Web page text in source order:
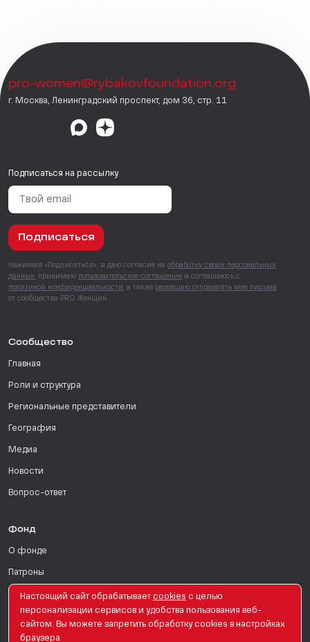
pro-women@rybakovfoundation.org
г. Москва, Ленинградский проспект, дом 36, стр. 11
Подписаться на рассылку
Подписаться
Нажимая «Подписаться», я даю согласие на обработку своих персональных
данных , принимаю пользовательское соглашение и соглашаюсь с
политикой конфиденциальности , а также разрешаю отправлять мне письма
от сообщества PRO Женщин.
Сообщество
Главная
Роли и структура
Региональные представители
География
Медиа
Новости
Вопрос-ответ
Фонд
О фонде
Патроны
Поддержать
Для СМИ
Настоящий сайт обрабатывает сookies с целью
персонализации сервисов и удобства пользования веб-
сайтом. Вы можете запретить обработку сookies в настройках
браузера